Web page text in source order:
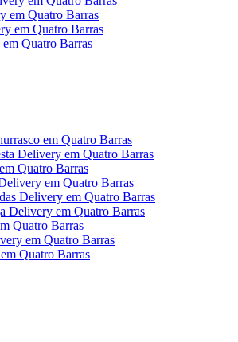
em Quatro Barras
em Quatro Barras
em Quatro Barras
em Quatro Barras
Delivery em Quatro Barras
em Quatro Barras
em Quatro Barras
Delivery em Quatro Barras
Delivery em Quatro Barras
Quatro Barras
em Quatro Barras
em Quatro Barras